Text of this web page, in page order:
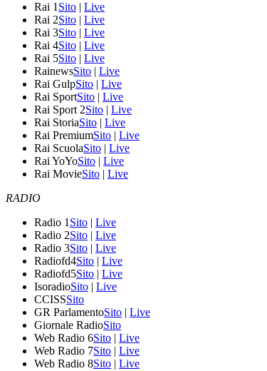
Rai 1 Sito | Live
Rai 2Sito | Live
Rai 3Sito | Live
Rai 4Sito | Live
Rai 5Sito | Live
RainewsSito | Live
Rai GulpSito | Live
Rai SportSito | Live
Rai Sport 2Sito | Live
Rai StoriaSito | Live
Rai PremiumSito | Live
Rai ScuolaSito | Live
Rai YoYoSito | Live
Rai MovieSito | Live
RADIO
Radio 1 Sito | Live
Radio 2Sito | Live
Radio 3Sito | Live
Radiofd4Sito | Live
Radiofd5Sito | Live
IsoradioSito | Live
CCISSSito
GR ParlamentoSito | Live
Giornale RadioSito
Web Radio 6Sito | Live
Web Radio 7Sito | Live
Web Radio 8Sito | Live